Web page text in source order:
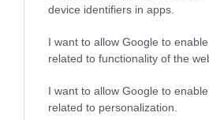
device identifiers in apps.
I want to allow Google to
related to functionality of the
I want to allow Google to
related to personalization.
HÍREK A
PHEV LUXURY –